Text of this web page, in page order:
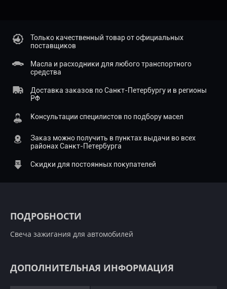
Только качественный товар от официальных
поставщиков
Масла и расходники для любого транспортного
средства
Доставка заказов по Санкт-Петербургу и в регионы
РФ
Консультации специлистов по подбору масел
Заказ можно получить в пунктах выдачи во всех
районах Санкт-Петербурга
Скидки для постоянных покупателей
ПОДРОБНОСТИ
Свеча зажигания для автомобилей
ДОПОЛНИТЕЛЬНАЯ ИНФОРМАЦИЯ